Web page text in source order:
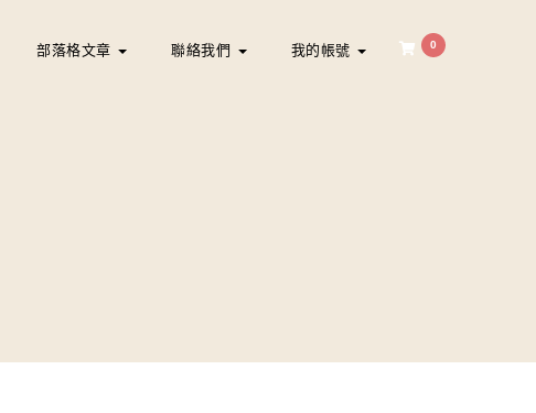
0
部落格文章 聯絡我們 我的帳號